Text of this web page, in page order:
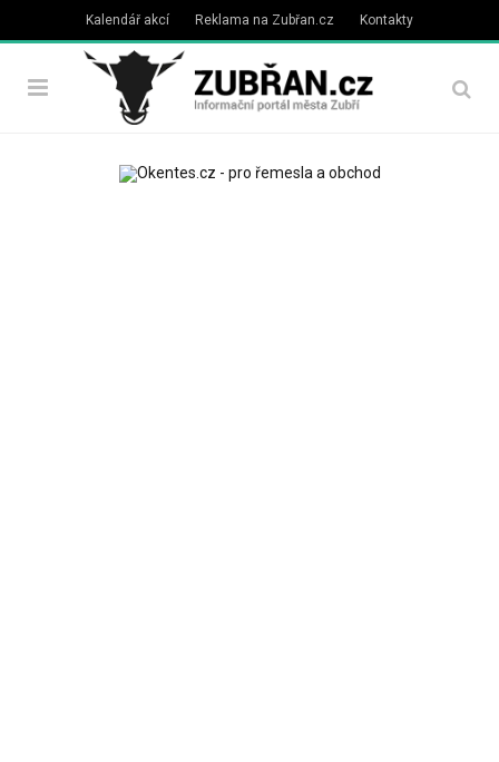
Kalendář akcí Reklama na Zubřan.cz Kontakty